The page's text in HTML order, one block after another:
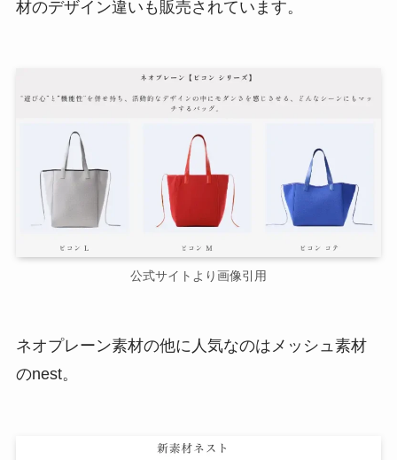
材のデザイン違いも販売されています。
公式サイトより画像引用
ネオプレーン素材の他に人気なのはメッシュ素材
のnest。